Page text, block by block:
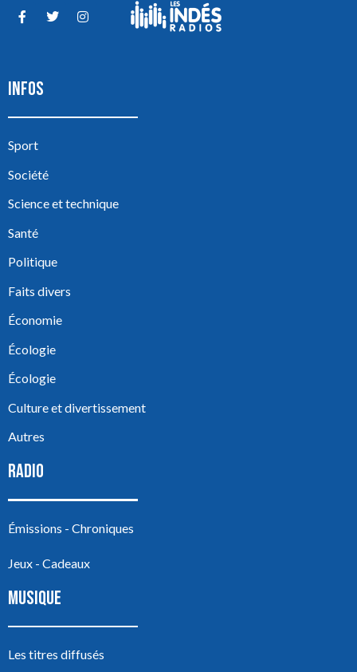
INFOS
Sport
Société
Science et technique
Santé
Politique
Faits divers
Économie
Écologie
Écologie
Culture et divertissement
Autres
RADIO
Émissions - Chroniques
Jeux - Cadeaux
MUSIQUE
Les titres diffusés